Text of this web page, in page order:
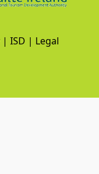
| ISD | Legal